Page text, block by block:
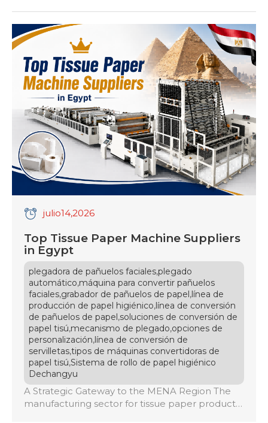
التجارة العربية. تواجه المصانع المحلية ضغوطاً متزايدة ناتجة
عن تقلبات أسعار الصرف والتضخم، مما يجبر […]
julio14,2026
Top Tissue Paper Machine Suppliers
in Egypt
plegadora de pañuelos faciales,plegado
automático,máquina para convertir pañuelos
faciales,grabador de pañuelos de papel,línea de
producción de papel higiénico,línea de conversión
de pañuelos de papel,soluciones de conversión de
papel tisú,mecanismo de plegado,opciones de
personalización,línea de conversión de
servilletas,tipos de máquinas convertidoras de
papel tisú,Sistema de rollo de papel higiénico
Dechangyu
A Strategic Gateway to the MENA Region The
manufacturing sector for tissue paper products